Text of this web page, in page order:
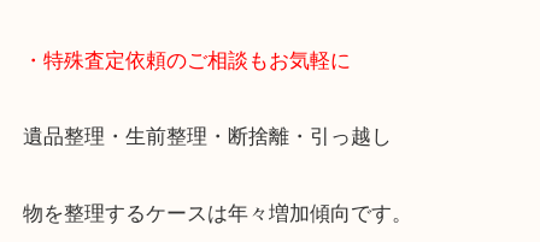
・神戸駅北側、バスロータリーの地下にある、「デ
す。
・デュオ神戸山の手エリアにある店舗なのでショッ